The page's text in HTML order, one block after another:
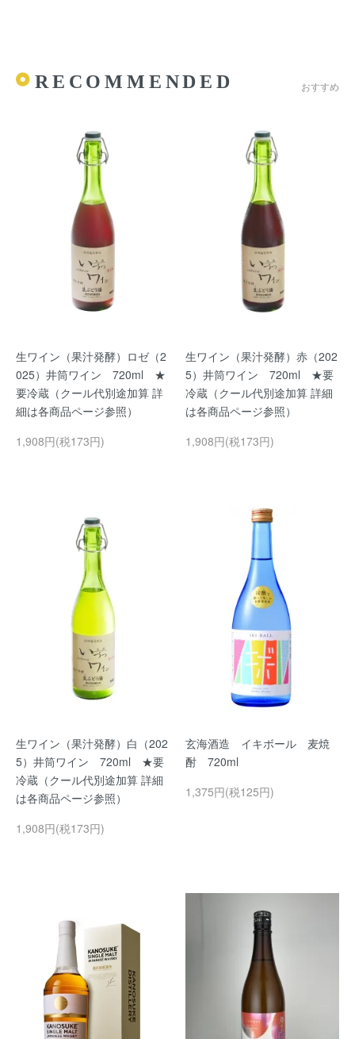
RECOMMENDED おすすめ
生ワイン（果汁発酵）ロゼ（2
025）井筒ワイン 720ml ★
要冷蔵（クール代別途加算 詳
細は各商品ページ参照）
1,908円(税173円)
生ワイン（果汁発酵）赤（202
5）井筒ワイン 720ml ★要
冷蔵（クール代別途加算 詳細
は各商品ページ参照）
1,908円(税173円)
生ワイン（果汁発酵）白（202
5）井筒ワイン 720ml ★要
冷蔵（クール代別途加算 詳細
は各商品ページ参照）
1,908円(税173円)
玄海酒造 イキボール 麦焼
酎 720ml
1,375円(税125円)